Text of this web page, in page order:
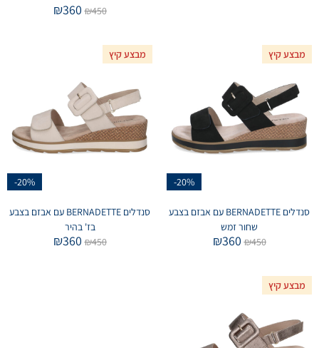
₪450
₪360
מבצע קיץ
-20%
סנדלים BERNADETTE עם אבזם בצבע
שחור זמש
₪450
₪360
מבצע קיץ
-20%
סנדלים BERNADETTE עם אבזם בצבע
בז' בהיר
₪450
₪360
מבצע קיץ